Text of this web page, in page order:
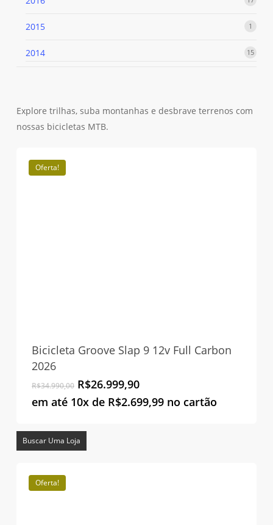
2015 1
2014 1515
Explore trilhas, suba montanhas e desbrave terrenos com
nossas bicicletas MTB.
Oferta!
Bicicleta Groove Slap 9 12v Full Carbon
2026
R$34.990,00 O
preço
original
R$34.990,00.
R$26.999,90O
preço
atual
em até 10x de R$2.699,99 no cartão
Buscar Uma Loja
Oferta!